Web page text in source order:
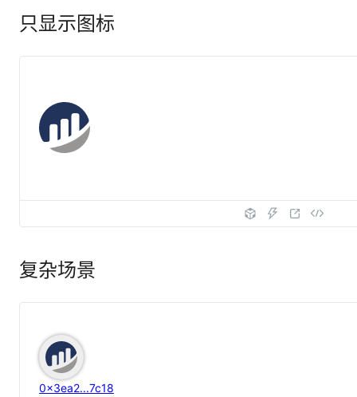
只显示图标
复杂场景
0x3ea2...7c18